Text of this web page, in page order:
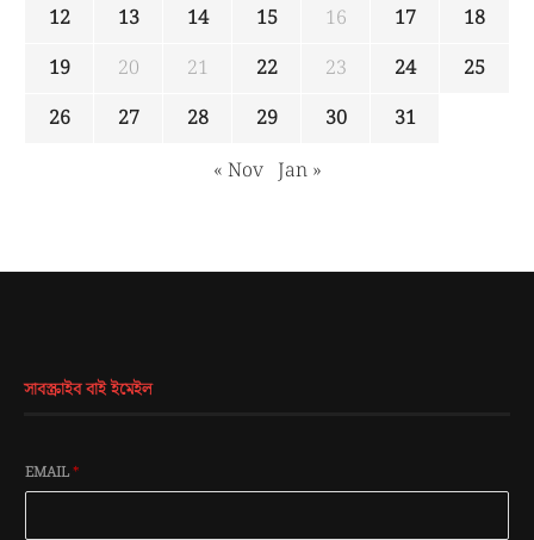
12
13 14 15 16 17
18
19
20 21 22 23 24
25
26
27 28 29 30
31
« Nov Jan »
সাবস্ক্রাইব বাই ইমেইল
EMAIL*